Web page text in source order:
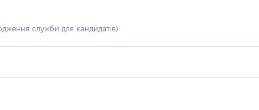
служби для кандидатів):